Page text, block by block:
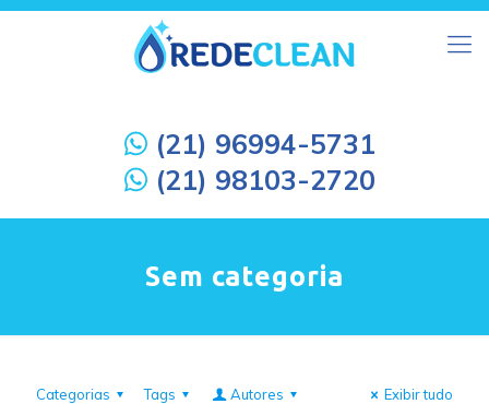
(21) 96994-5731
(21) 98103-2720
Sem categoria
Categorias Tags Autores Exibir tudo